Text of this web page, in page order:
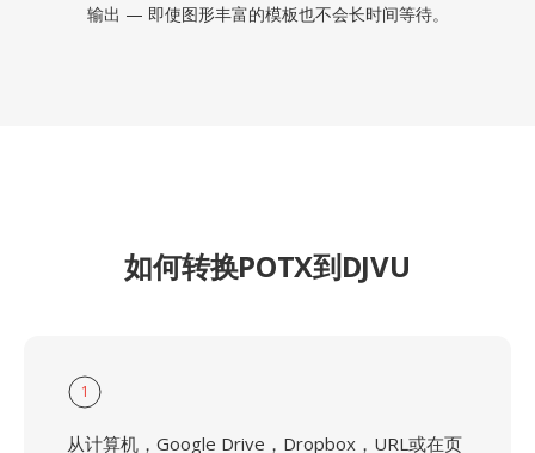
输出 — 即使图形丰富的模板也不会长时间等待。
如何转换POTX到DJVU
1
从计算机，Google Drive，Dropbox，URL或在页